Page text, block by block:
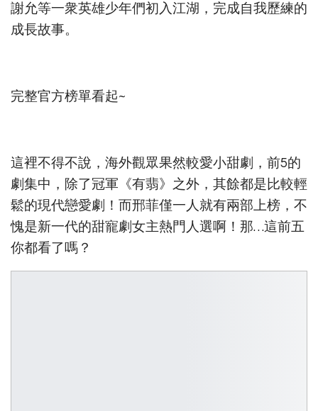
謝允等一衆英雄少年們初入江湖，完成自我歷練的
成長故事。
完整官方榜單看起~
這裡不得不說，海外觀眾果然較愛小甜劇，前5的
劇集中，除了冠軍《有翡》之外，其餘都是比較輕
鬆的現代戀愛劇！而邢菲僅一人就有兩部上榜，不
愧是新一代的甜寵劇女主熱門人選啊！那…這前五
你都看了嗎？